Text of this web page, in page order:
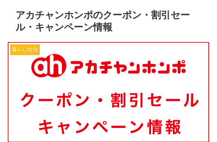
アカチャンホンポのクーポン・割引セー
ル・キャンペーン情報
暮らし/生活